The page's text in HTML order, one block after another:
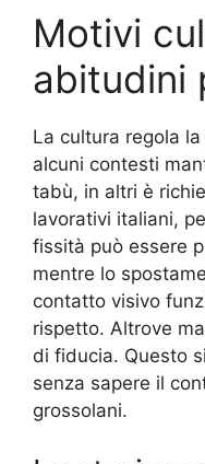
Motivi
abitudini
La cultura regola
alcuni contesti
tabù, in altri è
lavorativi italiani,
fissità può essere
mentre lo
contatto visivo
rispetto. Altrove
di fiducia. Questo
senza sapere il
grossolani.